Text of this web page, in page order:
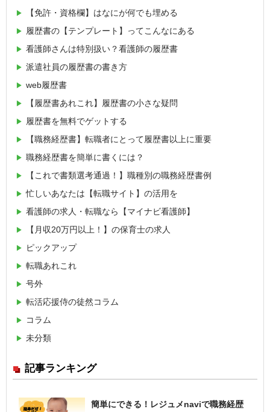
【免許・資格欄】はなにが何でも埋める
履歴書の【テンプレート】ってこんなにある
看護師さんは特別扱い？看護師の履歴書
派遣社員の履歴書の書き方
web履歴書
【履歴書あれこれ】履歴書の小さな疑問
履歴書を無料でゲットする
【職務経歴書】転職者にとって履歴書以上に重要
職務経歴書を簡単に書くには？
【これで書類選考通過！】職種別の職務経歴書例
忙しいあなたは【転職サイト】の活用を
看護師の求人・転職なら【マイナビ看護師】
【月収20万円以上！】の保育士の求人
ピックアップ
転職あれこれ
号外
転活応援侍の徒然コラム
コラム
未分類
記事ランキング
簡単にできる！レジュメnaviで職務経歴